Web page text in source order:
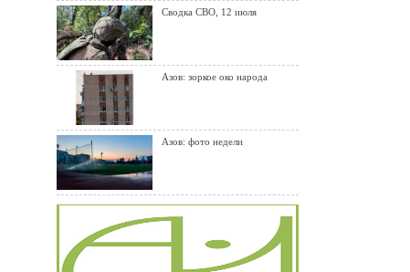
Сводка СВО, 12 июля
Азов: зоркое око народа
Азов: фото недели